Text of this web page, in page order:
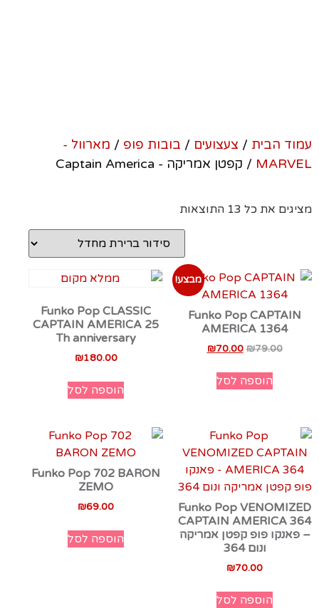
עמוד הבית / צעצועים / בובות פופ / מארוול -
MARVEL / קפטן אמריקה - Captain America
מציגים את כל ⁦13⁩ התוצאות
מבצע!
Funko Pop CAPTAIN
AMERICA 1364
₪79.00
₪70.00
הוספה לסל
Funko Pop CLASSIC
CAPTAIN AMERICA 25
Th anniversary
₪180.00
הוספה לסל
Funko Pop VENOMIZED
CAPTAIN AMERICA 364
– פאנקו פופ קפטן אמריקה
ונום 364
₪70.00
הוספה לסל
Funko Pop 702 BARON
ZEMO
₪69.00
הוספה לסל